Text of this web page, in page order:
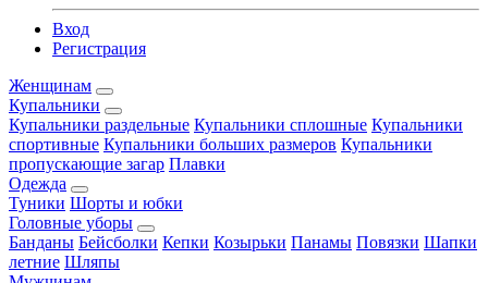
Вход
Регистрация
Женщинам
Купальники
Купальники раздельные Купальники сплошные Купальники
спортивные Купальники больших размеров Купальники
пропускающие загар Плавки
Одежда
Туники Шорты и юбки
Головные уборы
Банданы Бейсболки Кепки Козырьки Панамы Повязки Шапки
летние Шляпы